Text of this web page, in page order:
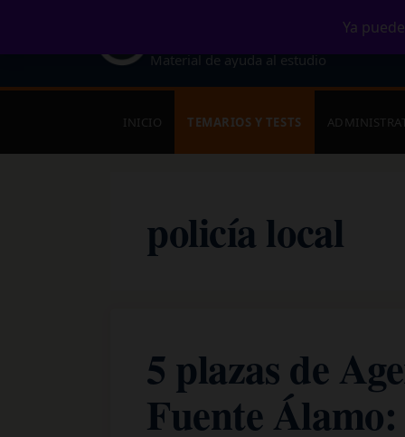
Ya
Material de ayuda al estudio
INICIO TEMARIOS Y TESTS
policía local
5 plazas de
Fuente Álamo: